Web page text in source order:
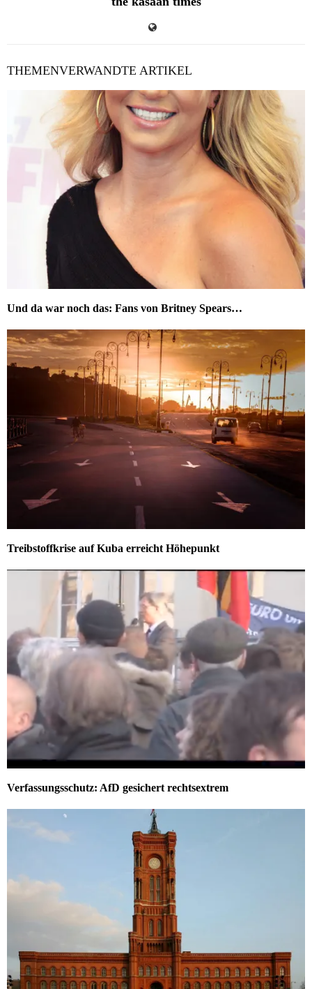
THEMENVERWANDTE ARTIKEL
Und da war noch das: Fans von Britney Spears…
Treibstoffkrise auf Kuba erreicht Höhepunkt
Verfassungsschutz: AfD gesichert rechtsextrem